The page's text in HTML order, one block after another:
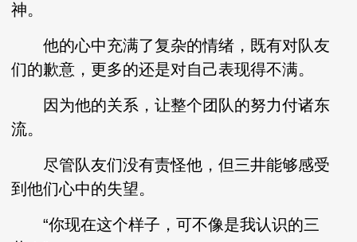
神。
他的心中充满了复杂的情绪，既有对队友
们的歉意，更多的还是对自己表现得不满。
因为他的关系，让整个团队的努力付诸东
流。
尽管队友们没有责怪他，但三井能够感受
到他们心中的失望。
“你现在这个样子，可不像是我认识的三